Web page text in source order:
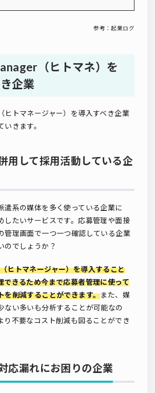
参考：起業ログ
（ヒトマネ）を
企業
ヒトマネージャー）を導入すべき企業
いきます。
用して採用活動している企
遣系の媒体を多く使っている企業に
したいサービスです。応募管理や面接
管理画面で一つ一つ確認している企業
のでしょうか？
ヒトマネージャー）を導入すること
できるため今まで応募者管理に使って
を削減することができます。また、媒
ない多いも分析することが可能なの
り不要なコスト削減も図ることができ
応漏れにお困りの企業